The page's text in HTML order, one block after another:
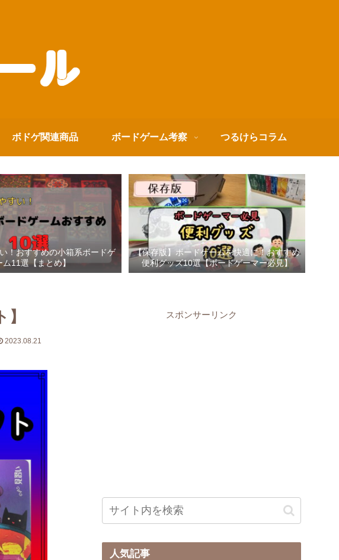
ボドゲ関連商品 ボードゲーム考察 つるけらコラム
！おすすめの小箱系ボードゲ
ム11選【まとめ】
【保存版】ボードゲームを快適に！おすすめ
便利グッズ10選【ボードゲーマー必見】
2023.08.21
スポンサーリンク
人気記事